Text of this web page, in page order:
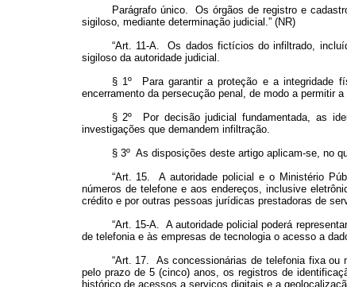
Parágrafo único. Os órgãos de registro e
sigiloso, mediante determinação judicial.” (NR)
“Art. 11-A. Os dados fictícios do infiltrado,
sigiloso da autoridade judicial.
§ 1º Para garantir a proteção e a integridade
encerramento da persecução penal, de modo a permitir
§ 2º Por decisão judicial fundamentada, as
investigações que demandem infiltração.
§ 3º As disposições deste artigo aplicam-se, no
“Art. 15. A autoridade policial e o Ministério
números de telefone e aos endereços, inclusive
crédito e por outras pessoas jurídicas prestadoras de
“Art. 15-A. A autoridade policial poderá
de telefonia e às empresas de tecnologia o acesso a
“Art. 17. As concessionárias de telefonia fixa ou
pelo prazo de 5 (cinco) anos, os registros de
histórico de acessos a serviços digitais e a